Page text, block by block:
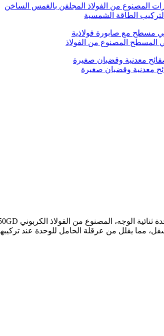
الطاقة الشمسية
المسطح المصنوع من الفولاذ
معدنية وقضبان صغيرة
مما يقلل من عرقلة الحامل للوحدة عند